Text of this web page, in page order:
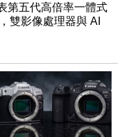
第五代高倍率一體式
雙影像處理器與 AI